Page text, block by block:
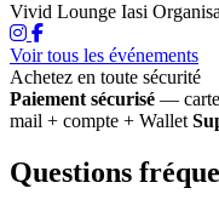
Vivid Lounge Iasi
Voir tous les événements
Achetez en toute sécurité
Paiement sécurisé —
mail + compte + Wallet
Questions